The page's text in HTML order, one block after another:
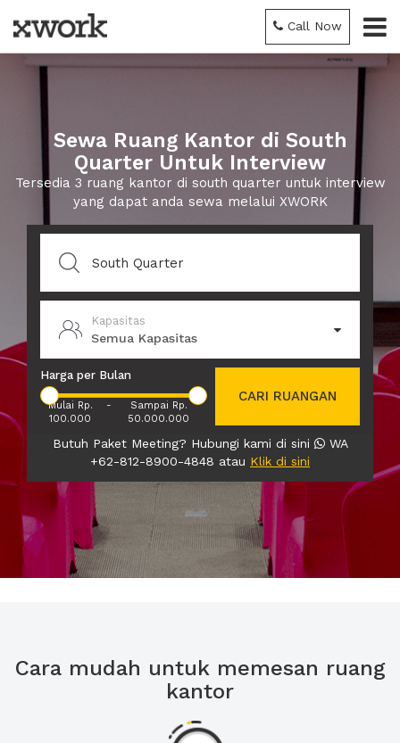
Call Now
Sewa Ruang Kantor di South
Quarter Untuk Interview
Tersedia 3 ruang kantor di south quarter untuk interview
yang dapat anda sewa melalui XWORK
Kapasitas
Semua Kapasitas
Harga per Bulan
Mulai Rp.
100.000
-
Sampai Rp.
50.000.000
CARI RUANGAN
Butuh Paket Meeting? Hubungi kami di sini
WA
+62-812-8900-4848 atau Klik di sini
Cara mudah untuk memesan ruang
kantor